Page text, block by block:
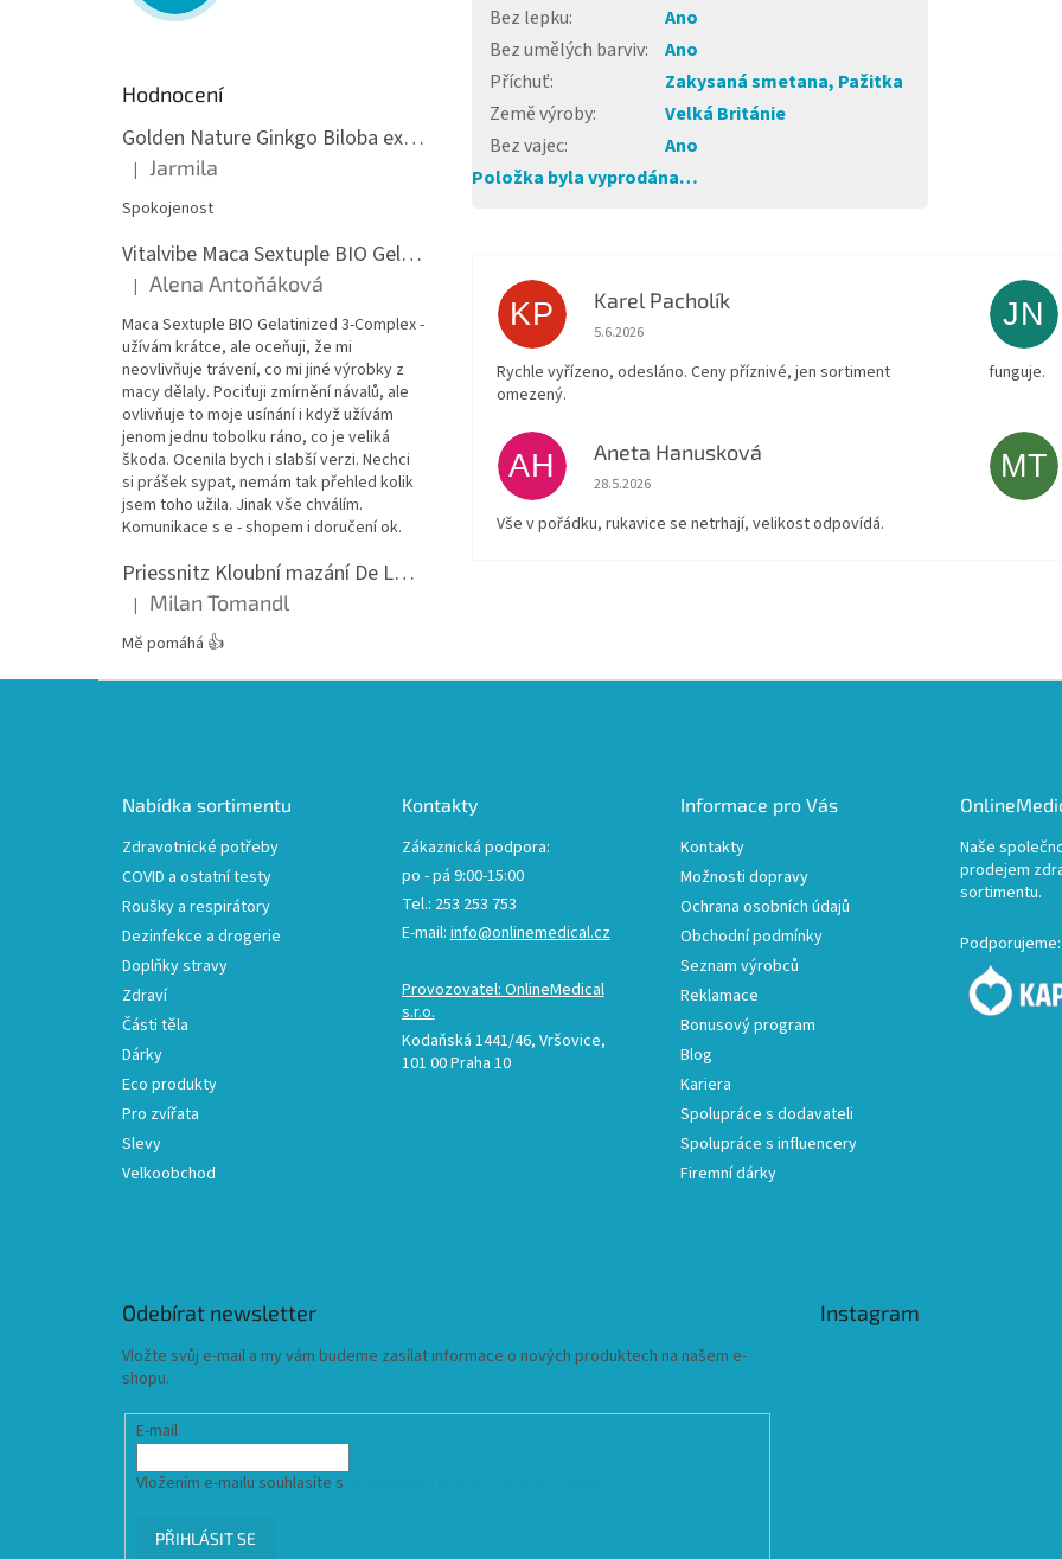
Hodnocení
Golden Nature Ginkgo Biloba extrakt 50:1 60mg, 100 kapslí
Hodnocení produktu je 5 z 5 hvězdiček.
| Jarmila
Spokojenost
Vitalvibe Maca Sextuple BIO Gelatinized 3-Complex, 60 kapslí
Hodnocení produktu je 5 z 5 hvězdiček.
| Alena Antoňáková
Maca Sextuple BIO Gelatinized 3-Complex -
užívám krátce, ale oceňuji, že mi
neovlivňuje trávení, co mi jiné výrobky z
macy dělaly. Pociťuji zmírnění návalů, ale
ovlivňuje to moje usínání i když užívám
jenom jednu tobolku ráno, co je veliká
škoda. Ocenila bych i slabší verzi. Nechci
si prášek sypat, nemám tak přehled kolik
jsem toho užila. Jinak vše chválím.
Komunikace s e - shopem i doručení ok.
Priessnitz Kloubní mazání De Luxe, 200ml
Hodnocení produktu je 5 z 5 hvězdiček.
| Milan Tomandl
Mě pomáhá 👍
Bez lepku:
Ano
Bez umělých barviv:
Ano
Příchuť:
Zakysaná smetana, Pažitka
Země výroby:
Velká Británie
Bez vajec:
Ano
Položka byla vyprodána…
KP Karel Pacholík
Hodnocení obchodu je 4 z 5 hvězdiček.
5.6.2026
Rychle vyřízeno, odesláno. Ceny příznivé, jen sortiment
omezený.
JN
funguje.
AH Aneta Hanusková
Hodnocení obchodu je 5 z 5 hvězdiček.
28.5.2026
Vše v pořádku, rukavice se netrhají, velikost odpovídá.
MT
Nabídka sortimentu
Zdravotnické potřeby
COVID a ostatní testy
Roušky a respirátory
Dezinfekce a drogerie
Doplňky stravy
Zdraví
Části těla
Dárky
Eco produkty
Pro zvířata
Slevy
Velkoobchod
Kontakty
Zákaznická podpora:
po - pá 9:00-15:00
Tel.: 253 253 753
E-mail: info@onlinemedical.cz
Provozovatel: OnlineMedical
s.r.o.
Kodaňská 1441/46, Vršovice,
101 00 Praha 10
Informace pro Vás
Kontakty
Možnosti dopravy
Ochrana osobních údajů
Obchodní podmínky
Seznam výrobců
Reklamace
Bonusový program
Blog
Kariera
Spolupráce s dodavateli
Spolupráce s influencery
Firemní dárky
Naše
prodejem
sortimentu.
Podporujeme:
Odebírat newsletter
Vložte svůj e-mail a my vám budeme zasílat informace o nových produktech na našem e-
shopu.
E-mail
Vložením e-mailu souhlasíte s
PŘIHLÁSIT SE
Instagram